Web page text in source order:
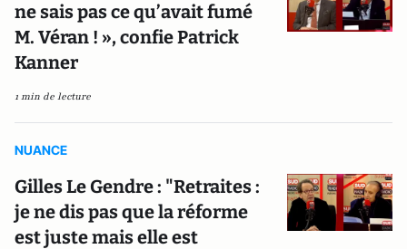
ne sais pas ce qu’avait fumé
M. Véran ! », confie Patrick
Kanner
1 min de lecture
NUANCE
Gilles Le Gendre : "Retraites :
je ne dis pas que la réforme
est juste mais elle est